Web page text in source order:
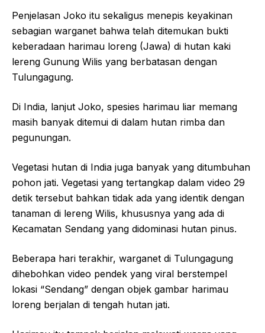
Penjelasan Joko itu sekaligus menepis keyakinan
sebagian warganet bahwa telah ditemukan bukti
keberadaan harimau loreng (Jawa) di hutan kaki
lereng Gunung Wilis yang berbatasan dengan
Tulungagung.
Di India, lanjut Joko, spesies harimau liar memang
masih banyak ditemui di dalam hutan rimba dan
pegunungan.
Vegetasi hutan di India juga banyak yang ditumbuhan
pohon jati. Vegetasi yang tertangkap dalam video 29
detik tersebut bahkan tidak ada yang identik dengan
tanaman di lereng Wilis, khususnya yang ada di
Kecamatan Sendang yang didominasi hutan pinus.
Beberapa hari terakhir, warganet di Tulungagung
dihebohkan video pendek yang viral berstempel
lokasi “Sendang” dengan objek gambar harimau
loreng berjalan di tengah hutan jati.